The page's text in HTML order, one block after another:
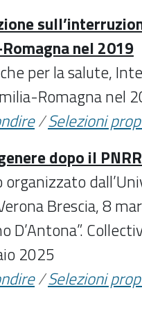
nel 2019
per la salute,
Romagna nel
/Selezioni
dopo il PNRR
Brescia, 8
D’Antona”.
2025
/Selezioni